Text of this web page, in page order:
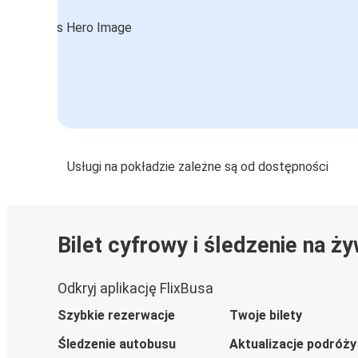
Usługi na pokładzie zależne są od dostępności
Bilet cyfrowy i śledzenie na
Odkryj aplikację FlixBusa
Szybkie rezerwacje
Twoje bilety
Śledzenie autobusu
Aktualizacje podróży